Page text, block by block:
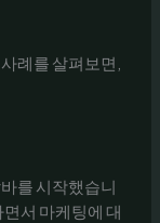
례를 살펴보면,
를 시작했습니
서 마케팅에 대